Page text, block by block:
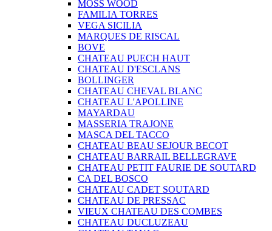
MOSS WOOD
FAMILIA TORRES
VEGA SICILIA
MARQUES DE RISCAL
BOVE
CHATEAU PUECH HAUT
CHATEAU D'ESCLANS
BOLLINGER
CHATEAU CHEVAL BLANC
CHATEAU L'APOLLINE
MAYARDAU
MASSERIA TRAJONE
MASCA DEL TACCO
CHATEAU BEAU SEJOUR BECOT
CHATEAU BARRAIL BELLEGRAVE
CHATEAU PETIT FAURIE DE SOUTARD
CA DEL BOSCO
CHATEAU CADET SOUTARD
CHATEAU DE PRESSAC
VIEUX CHATEAU DES COMBES
CHATEAU DUCLUZEAU